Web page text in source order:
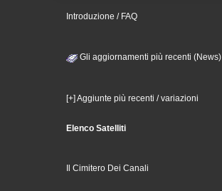
Introduzione / FAQ
Gli aggiornamenti più recenti (News)
[+] Aggiunte più recenti / variazioni
Elenco Satelliti
Il Cimitero Dei Canali